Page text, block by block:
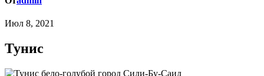
Июл 8, 2021
Тунис